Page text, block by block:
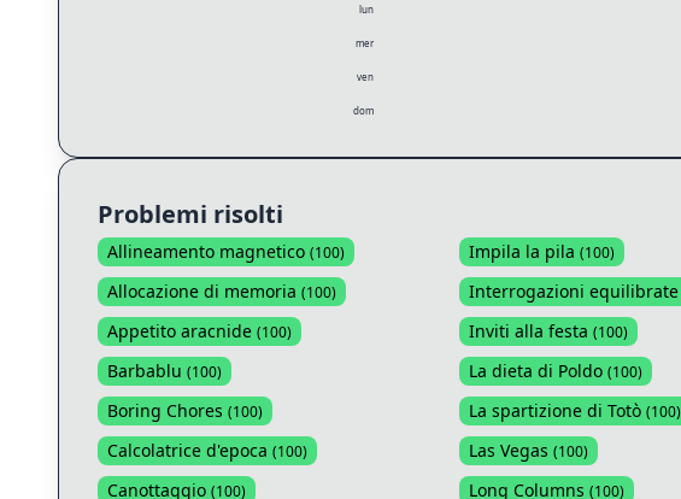
lun
mer
ven
dom
Problemi risolti
Allineamento magnetico (100)
Allocazione di memoria (100)
Appetito aracnide (100)
Barbablu (100)
Boring Chores (100)
Calcolatrice d'epoca (100)
Canottaggio (100)
Impila la pila (100)
Interrogazioni equilibrate
Inviti alla festa (100)
La dieta di Poldo (100)
La spartizione di Totò (100)
Las Vegas (100)
Long Columns (100)